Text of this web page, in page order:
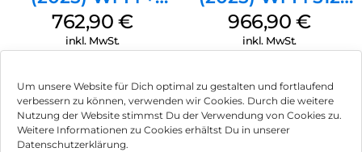
Um unsere Website für Dich optimal zu gestalten und fortlaufend
verbessern zu können, verwenden wir Cookies. Durch die weitere
Nutzung der Website stimmst Du der Verwendung von Cookies zu.
Weitere Informationen zu Cookies erhältst Du in unserer
Datenschutzerklärung.
Cellular 256 GB
Silber
762,90€
inkl. MwSt.
GB Gelb
966,90€
inkl. MwSt.
Impressum